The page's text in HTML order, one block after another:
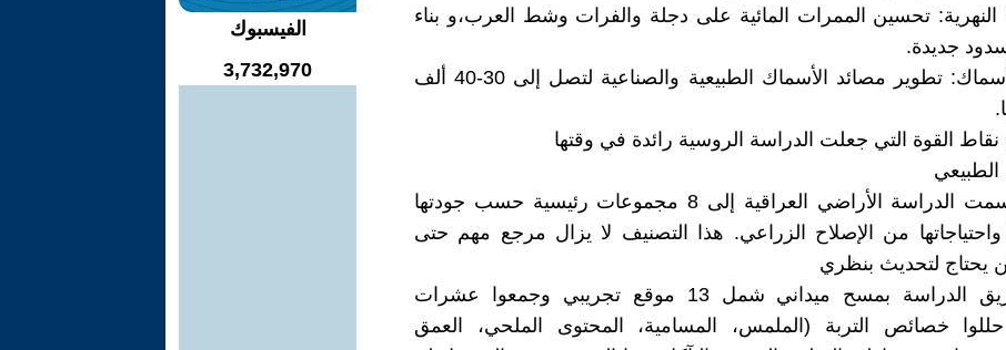
النهرية: تحسين الممرات المائية على دجلة والفرات وشط العرب،و بناء
جديدة.
6-صيد الأسماك: تطوير مصائد الأسماك الطبيعية والصناعية لتصل إلى 30-40 ألف
نقاط القوة التي جعلت الدراسة الروسية رائدة في وقتها
الطبيعي
1-لانها قسمت الدراسة الأراضي العراقية إلى 8 مجموعات رئيسية حسب جودتها
واحتياجاتها من الإصلاح الزراعي. هذا التصنيف لا يزال مرجع مهم حتى
يحتاج لتحديث بنظري
2-قام فريق الدراسة بمسح ميداني شمل 13 موقع تجريبي وجمعوا عشرات
حللوا خصائص التربة (الملمس، المسامية، المحتوى الملحي، العمق
الفيسبوك
3,732,970